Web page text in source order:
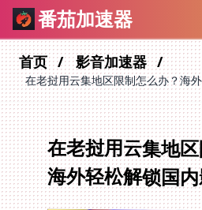
番茄加速器
首页 影音加速器
在老挝用云集地区限制怎么办？海
在老挝用云集地
海外轻松解锁国